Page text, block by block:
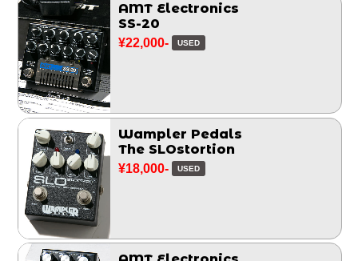
AMT Electronics
SS-20
¥22,000- USED
Wampler Pedals
The SLOstortion
¥18,000- USED